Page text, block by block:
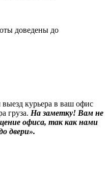
доведены до
курьера в ваш офис
груза. На заметку! Вам не
офиса, так как нами
двери».